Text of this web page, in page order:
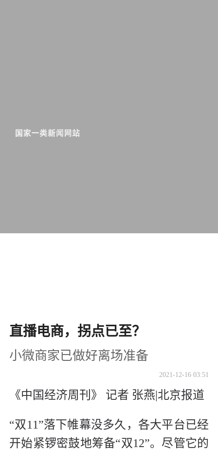
直播电商，拐点已至？
小微商家已做好离场准备
2021-12-16 03:51
《中国经济周刊》 记者 张燕|北京报道
“双11”落下帷幕没多久，各大平台已经
开始紧锣密鼓地筹备“双12”。尽管它的